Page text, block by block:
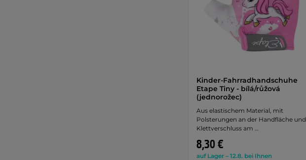
Kinder-Fahrradhandschuhe
Etape Tiny - bílá/růžová
(jednorožec)
Aus elastischem Material, mit
Polsterungen an der Handfläche und
Klettverschluss am …
8,30 €
auf Lager – 12.8. bei Ihnen